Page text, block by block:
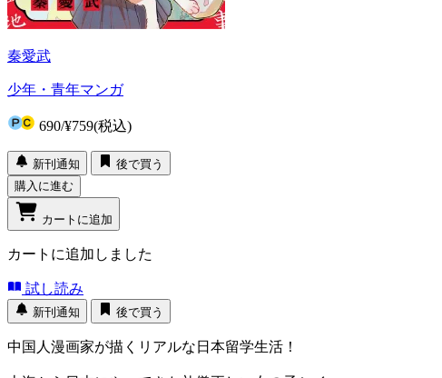
秦愛武
少年・青年マンガ
690/¥759(税込)
新刊通知
後で買う
購入に進む
カートに追加
カートに追加しました
試し読み
新刊通知 後で買う
中国人漫画家が描くリアルな日本留学生活！